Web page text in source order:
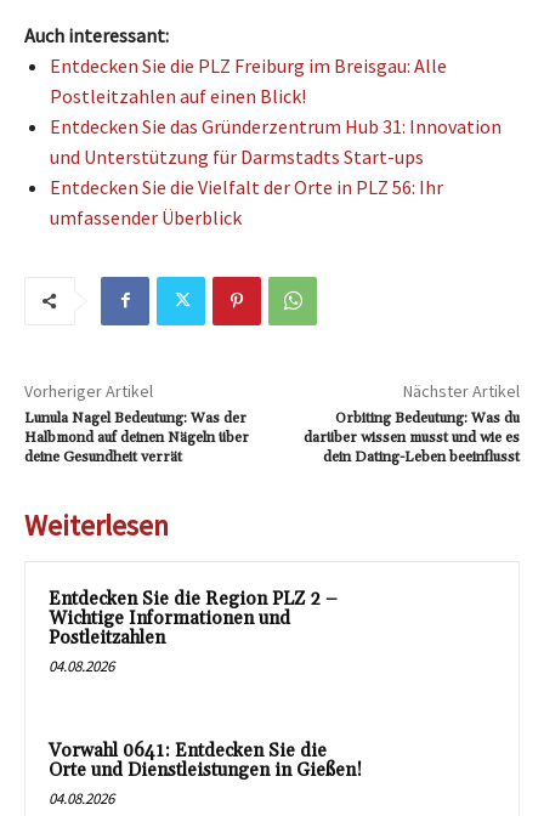
Auch interessant:
Entdecken Sie die PLZ Freiburg im Breisgau: Alle
Postleitzahlen auf einen Blick!
Entdecken Sie das Gründerzentrum Hub 31: Innovation
und Unterstützung für Darmstadts Start-ups
Entdecken Sie die Vielfalt der Orte in PLZ 56: Ihr
umfassender Überblick
Vorheriger Artikel
Lunula Nagel Bedeutung: Was der
Halbmond auf deinen Nägeln über
deine Gesundheit verrät
Nächster Artikel
Orbiting Bedeutung: Was du
darüber wissen musst und wie es
dein Dating-Leben beeinflusst
Weiterlesen
Entdecken Sie die Region PLZ 2 –
Wichtige Informationen und
Postleitzahlen
04.08.2026
Vorwahl 0641: Entdecken Sie die
Orte und Dienstleistungen in Gießen!
04.08.2026